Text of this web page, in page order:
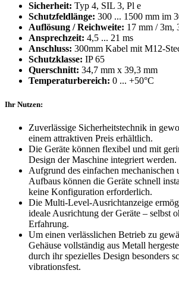
Sicherheit: Typ 4, SIL 3, Pl e
Schutzfeldlänge: 300 ... 1500 mm im
Auflösung / Reichweite: 17 mm / 3m,
Ansprechzeit: 4,5 ... 21 ms
Anschluss: 300mm Kabel mit M12-
Schutzklasse: IP 65
Querschnitt: 34,7 mm x 39,3 mm
Temperaturbereich: 0 ... +50°C
Ihr Nutzen:
Zuverlässige Sicherheitstechnik in
einem attraktiven Preis erhältlich.
Die Geräte können flexibel und mit
Design der Maschine integriert werden.
Aufgrund des einfachen mechanischen
Aufbaus können die Geräte schnell
keine Konfiguration erforderlich.
Die Multi-Level-Ausrichtanzeige
ideale Ausrichtung der Geräte – selbst
Erfahrung.
Um einen verlässlichen Betrieb zu
Gehäuse vollständig aus Metall
durch ihr spezielles Design besonders
vibrationsfest.